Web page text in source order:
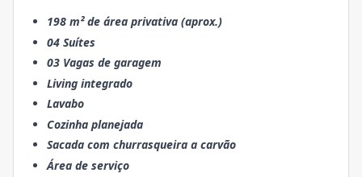
198 m² de área privativa (aprox.)
04 Suítes
03 Vagas de garagem
Living integrado
Lavabo
Cozinha planejada
Sacada com churrasqueira a carvão
Área de serviço